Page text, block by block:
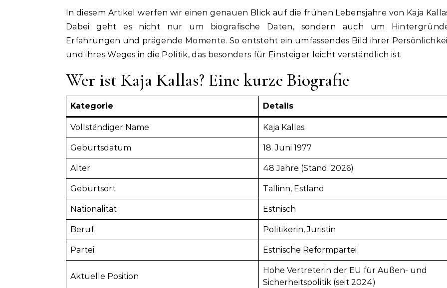
In diesem Artikel werfen wir einen genauen Blick auf die frühen Lebensjahre von Kaja
Dabei geht es nicht nur um biografische Daten, sondern auch um
Erfahrungen und prägende Momente. So entsteht ein umfassendes Bild ihrer
und ihres Weges in die Politik, das besonders für Einsteiger leicht verständlich ist.
Wer ist Kaja Kallas? Eine kurze Biografie
Kategorie Details
Vollständiger Name Kaja Kallas
Geburtsdatum 18. Juni 1977
Alter 48 Jahre (Stand: 2026)
Geburtsort Tallinn, Estland
Nationalität Estnisch
Beruf Politikerin, Juristin
Partei Estnische Reformpartei
Aktuelle Position
Hohe Vertreterin der EU für Außen- und
Sicherheitspolitik (seit 2024)